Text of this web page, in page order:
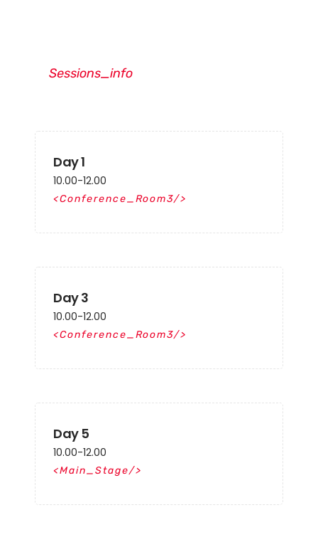
Sessions_info
Day 1
10.00-12.00
Conference_Room3
Day 3
10.00-12.00
Conference_Room3
Day 5
10.00-12.00
Main_Stage